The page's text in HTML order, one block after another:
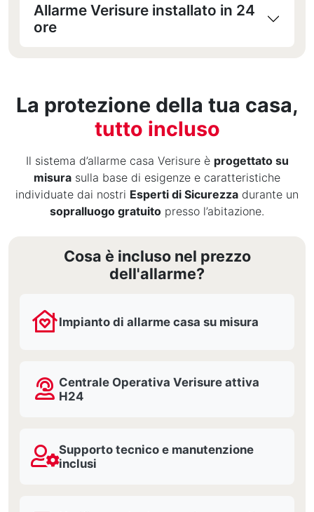
Allarme Verisure installato in 24
ore
La protezione della tua casa,
tutto incluso
Il sistema d’allarme casa Verisure è progettato su
misura sulla base di esigenze e caratteristiche
individuate dai nostri Esperti di Sicurezza durante un
sopralluogo gratuito presso l’abitazione.
Cosa è incluso nel prezzo
dell'allarme?
Impianto di allarme casa su misura
Centrale Operativa Verisure attiva
H24
Supporto tecnico e manutenzione
inclusi